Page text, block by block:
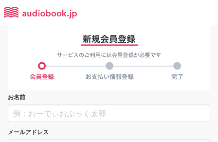
お名前
メールアドレス